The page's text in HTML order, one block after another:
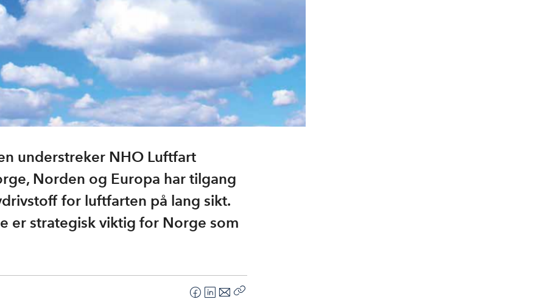
understreker NHO Luftfart
Norden og Europa har tilgang
for luftfarten på lang sikt.
er strategisk viktig for Norge som
F
L
E